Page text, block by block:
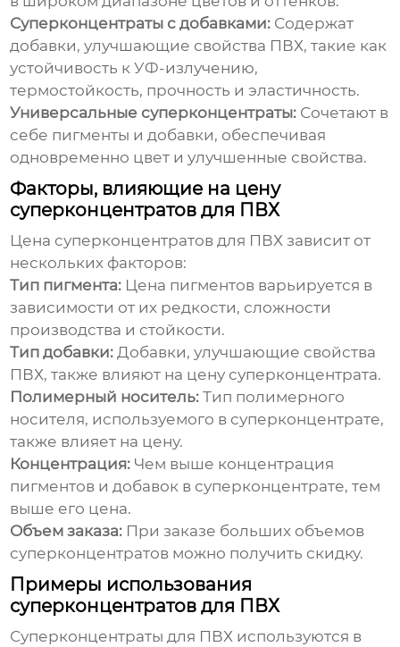
Суперконцентраты с добавками: Содержат
добавки, улучшающие свойства ПВХ, такие как
устойчивость к УФ-излучению,
термостойкость, прочность и эластичность.
Универсальные суперконцентраты: Сочетают в
себе пигменты и добавки, обеспечивая
одновременно цвет и улучшенные свойства.
Факторы, влияющие на цену
суперконцентратов для ПВХ
Цена суперконцентратов для ПВХ зависит от
нескольких факторов:
Тип пигмента: Цена пигментов варьируется в
зависимости от их редкости, сложности
производства и стойкости.
Тип добавки: Добавки, улучшающие свойства
ПВХ, также влияют на цену суперконцентрата.
Полимерный носитель: Тип полимерного
носителя, используемого в суперконцентрате,
также влияет на цену.
Концентрация: Чем выше концентрация
пигментов и добавок в суперконцентрате, тем
выше его цена.
Объем заказа: При заказе больших объемов
суперконцентратов можно получить скидку.
Примеры использования
суперконцентратов для ПВХ
Суперконцентраты для ПВХ используются в